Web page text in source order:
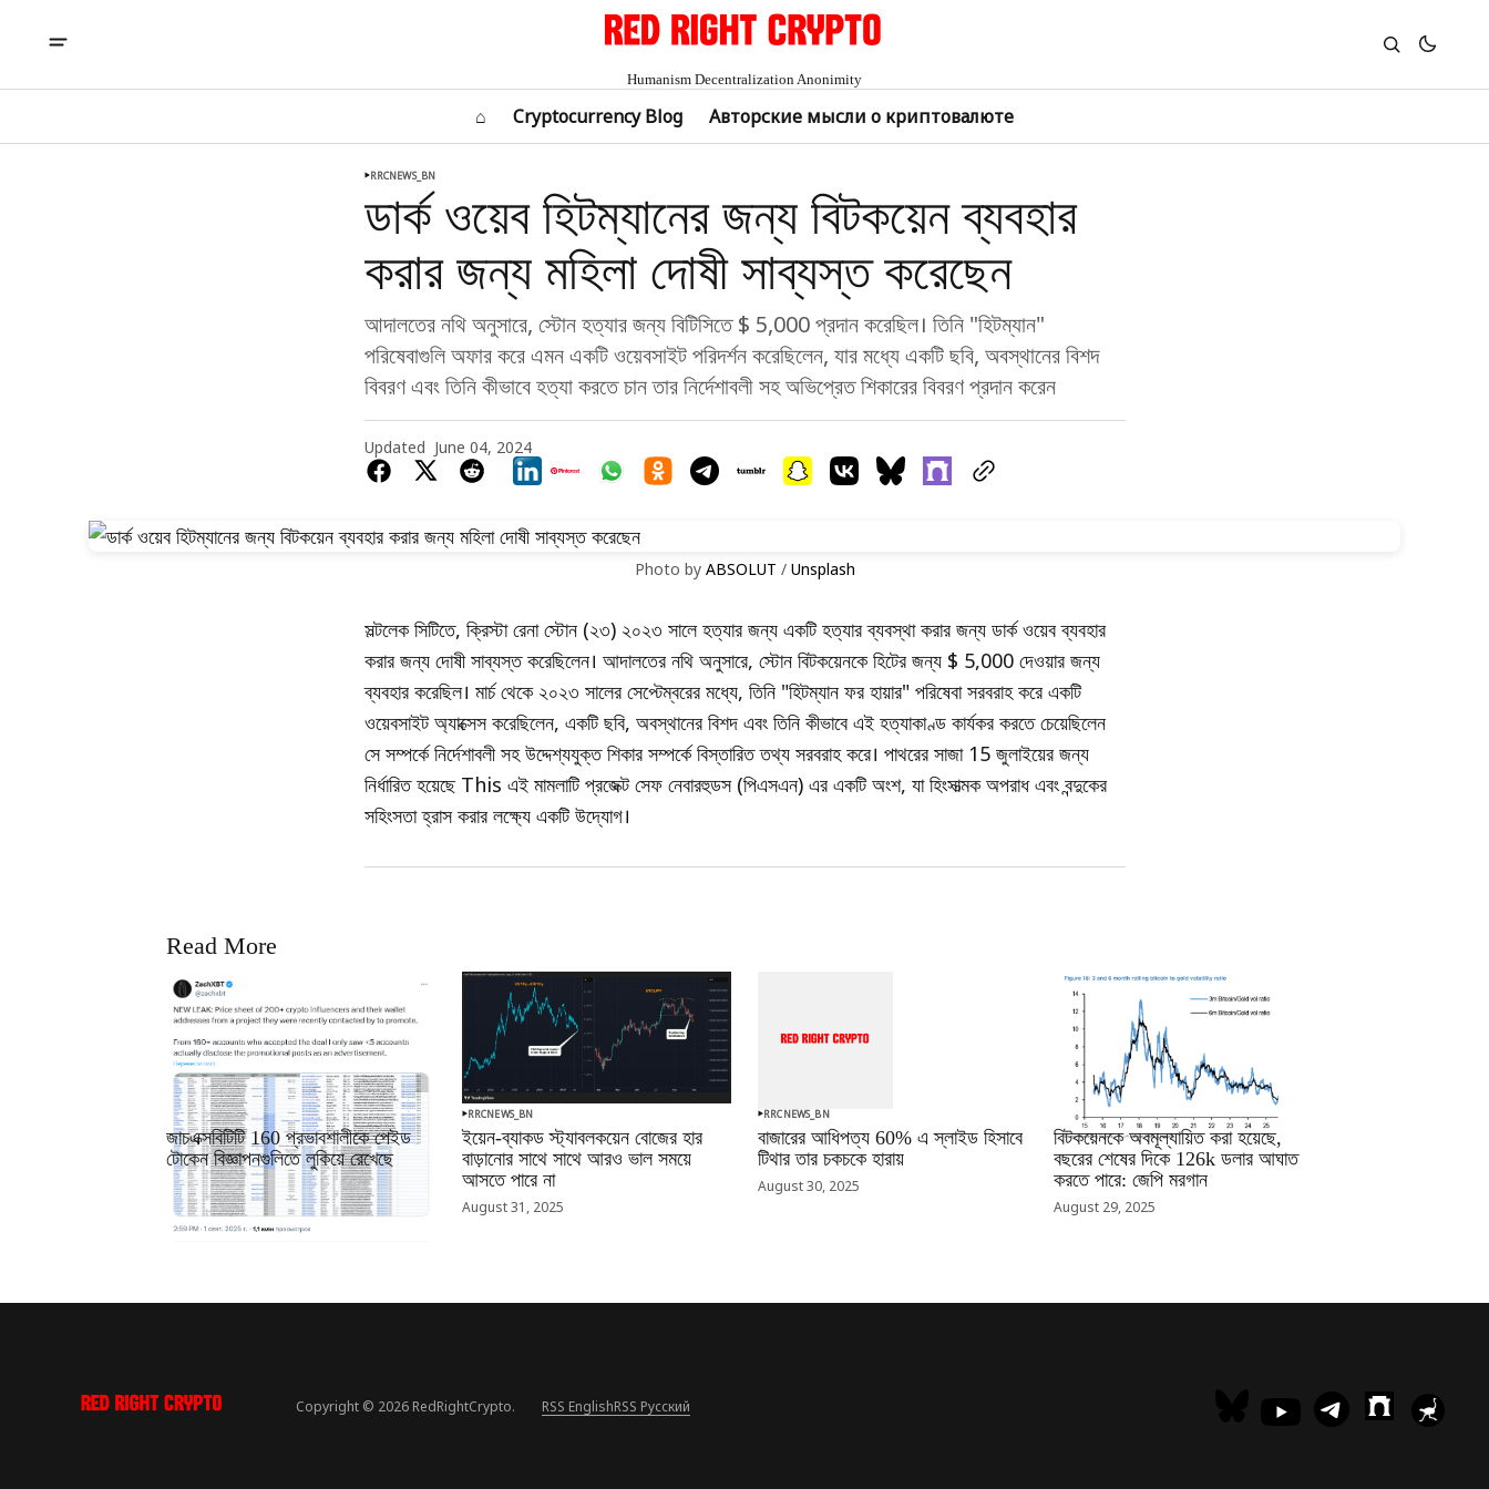
Humanism Decentralization Anonimity
⌂ Cryptocurrency Blog Авторские мысли о криптовалюте
RRCNEWS_BN
ডার্ক ওয়েব হিটম্যানের জন্য বিটকয়েন ব্যবহার
করার জন্য মহিলা দোষী সাব্যস্ত করেছেন
আদালতের নথি অনুসারে, স্টোন হত্যার জন্য বিটিসিতে $ 5,000 প্রদান করেছিল। তিনি "হিটম্যান"
পরিষেবাগুলি অফার করে এমন একটি ওয়েবসাইট পরিদর্শন করেছিলেন, যার মধ্যে একটি ছবি, অবস্থানের বিশদ
বিবরণ এবং তিনি কীভাবে হত্যা করতে চান তার নির্দেশাবলী সহ অভিপ্রেত শিকারের বিবরণ প্রদান করেন
Updated June 04, 2024
Photo by ABSOLUT / Unsplash
সল্টলেক সিটিতে, ক্রিস্টা রেনা স্টোন (২৩) ২০২৩ সালে হত্যার জন্য একটি হত্যার ব্যবস্থা করার জন্য ডার্ক ওয়েব ব্যবহার
করার জন্য দোষী সাব্যস্ত করেছিলেন। আদালতের নথি অনুসারে, স্টোন বিটকয়েনকে হিটের জন্য $ 5,000 দেওয়ার জন্য
ব্যবহার করেছিল। মার্চ থেকে ২০২৩ সালের সেপ্টেম্বরের মধ্যে, তিনি "হিটম্যান ফর হায়ার" পরিষেবা সরবরাহ করে একটি
ওয়েবসাইট অ্যাক্সেস করেছিলেন, একটি ছবি, অবস্থানের বিশদ এবং তিনি কীভাবে এই হত্যাকাণ্ড কার্যকর করতে চেয়েছিলেন
সে সম্পর্কে নির্দেশাবলী সহ উদ্দেশ্যযুক্ত শিকার সম্পর্কে বিস্তারিত তথ্য সরবরাহ করে। পাথরের সাজা 15 জুলাইয়ের জন্য
নির্ধারিত হয়েছে This এই মামলাটি প্রজেক্ট সেফ নেবারহুডস (পিএসএন) এর একটি অংশ, যা হিংসাত্মক অপরাধ এবং বন্দুকের
সহিংসতা হ্রাস করার লক্ষ্যে একটি উদ্যোগ।
Read More
RRCNEWS_BN
জাচএক্সবিটিটি 160 প্রভাবশালীকে পেইড
টোকেন বিজ্ঞাপনগুলিতে লুকিয়ে রেখেছে
September 01, 2025
RRCNEWS_BN
ইয়েন-ব্যাকড স্ট্যাবলকয়েন বোজের হার
বাড়ানোর সাথে সাথে আরও ভাল সময়ে
আসতে পারে না
August 31, 2025
RRCNEWS_BN
বাজারের আধিপত্য 60% এ স্লাইড হিসাবে
টিথার তার চকচকে হারায়
August 30, 2025
RRCNEWS_BN
বিটকয়েনকে অবমূল্যায়িত করা হয়েছে,
বছরের শেষের দিকে 126k ডলার আঘাত
করতে পারে: জেপি মরগান
August 29, 2025
Copyright © 2026 RedRightCrypto. RSS EnglishRSS Русский